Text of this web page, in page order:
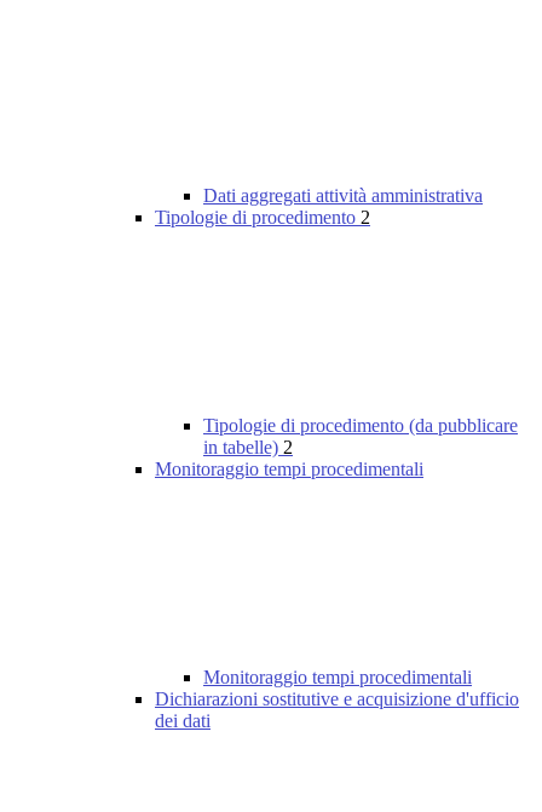
Dati aggregati attività amministrativa
Tipologie di procedimento 2
Tipologie di procedimento (da pubblicare
in tabelle) 2
Monitoraggio tempi procedimentali
Monitoraggio tempi procedimentali
Dichiarazioni sostitutive e acquisizione d'ufficio
dei dati